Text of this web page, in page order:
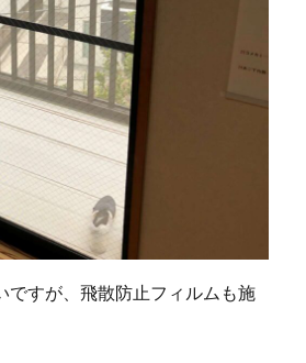
すが、飛散防止フィルムも施